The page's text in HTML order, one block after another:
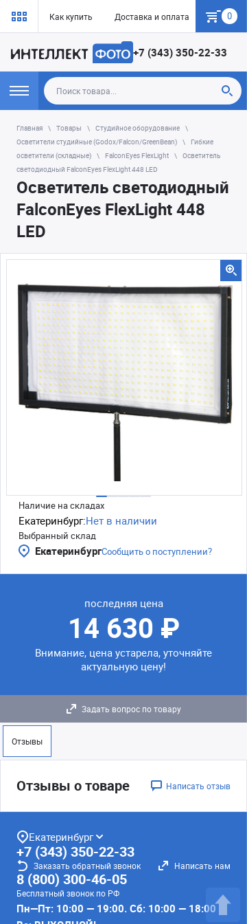
Как купить Доставка и оплата Гарантия
0
+7 (343) 350-22-33
Главная Товары
Студийное оборудование
Осветители студийные (Godox/Falcon/GreenBean)
Гибкие
осветители (складные)
FalconEyes FlexLight
Осветитель
светодиодный FalconEyes FlexLight 448 LED
Осветитель светодиодный
FalconEyes FlexLight 448
LED
Наличие на складах
Екатеринбург:Нет в наличии
Выбранный склад
ЕкатеринбургСообщить о поступлении?
последняя цена
14 630 ₽
Внимание, цена устарела, уточняйте
актуальную цену!
Задать вопрос по товару
Отзывы
Отзывы о товаре Написать отзыв
Екатеринбург
+7 (343) 350-22-33
Заказать обратный звонок Написать нам
8 (800) 300-46-05
Бесплатный звонок по РФ
Пн—Пт: 10:00 — 19:00. Сб: 10:00 — 18:00